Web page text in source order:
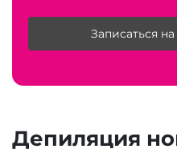
Записаться
Депиляция